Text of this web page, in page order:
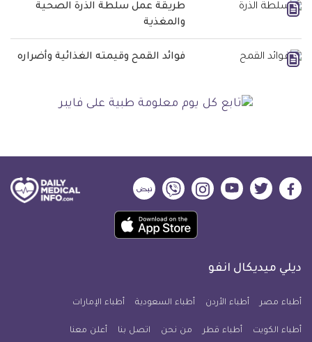
طريقة عمل سلطة الذرة الصحية
والمغذية
فوائد القمح وقيمته الغذائية وأضراره
ديلي
فيسبوك
ديلي
تويتر
ديلي
ميديكال
يوتيوب
ديلي
ميديكال
انفو
ديلي
ميديكال
انفو
ديلي
ميديكال
انفو
حمل
تطبيق
معلومة
للآيفون
ديلي ميديكال انفو
أطباء مصر أطباء الأردن أطباء السعودية أطباء الإمارات
أطباء الكويت أطباء قطر من نحن اتصل بنا أعلن معنا